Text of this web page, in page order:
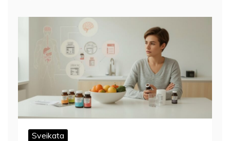
Sveikata